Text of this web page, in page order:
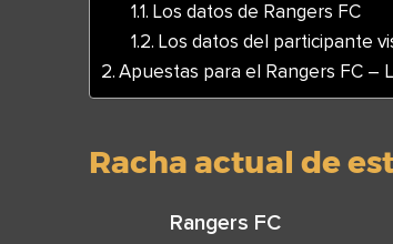
Los datos de Rangers FC
Los datos del participante
Apuestas para el Rangers FC –
Racha actual de
Rangers FC